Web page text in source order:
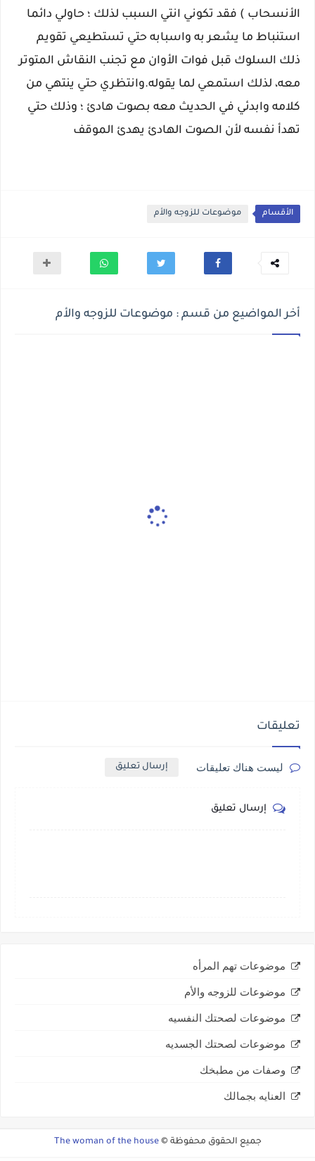
الأنسحاب ) فقد تكوني انتي السبب لذلك ؛ حاولي دائما
استنباط ما يشعر به واسبابه حتي تستطيعي تقويم
ذلك السلوك قبل فوات الأوان مع تجنب النقاش المتوتر
معه، لذلك استمعي لما يقوله.وانتظري حتي ينتهي من
كلامه وابدئي في الحديث معه بصوت هادئ ؛ وذلك حتي
تهدأ نفسه لأن الصوت الهادئ يهدئ الموقف
الأقسام موضوعات للزوجه والأم
أخر المواضيع من قسم : موضوعات للزوجه والأم
تعليقات
ليست هناك تعليقات إرسال تعليق
إرسال تعليق
موضوعات تهم المرأه
موضوعات للزوجه والأم
موضوعات لصحتك النفسيه
موضوعات لصحتك الجسديه
وصفات من مطبخك
العنايه بجمالك
جميع الحقوق محفوظة © The woman of the house